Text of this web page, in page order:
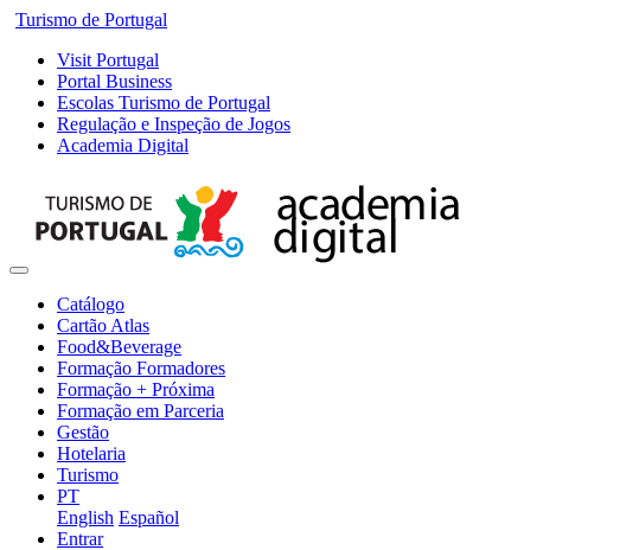
Turismo de Portugal
Visit Portugal
Portal Business
Escolas Turismo de Portugal
Regulação e Inspeção de Jogos
Academia Digital
Catálogo
Cartão Atlas
Food&Beverage
Formação Formadores
Formação + Próxima
Formação em Parceria
Gestão
Hotelaria
Turismo
PT
English Español
Entrar